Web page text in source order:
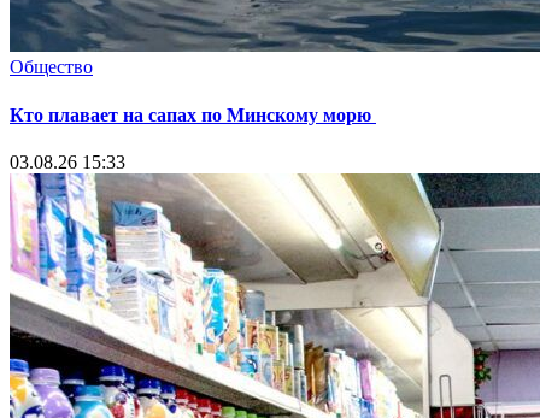
Общество
Кто плавает на сапах по Минскому морю
03.08.26 15:33